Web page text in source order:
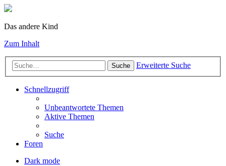
Das andere Kind
Zum Inhalt
Suche Erweiterte Suche
Schnellzugriff
Unbeantwortete Themen
Aktive Themen
Suche
Foren
Dark mode